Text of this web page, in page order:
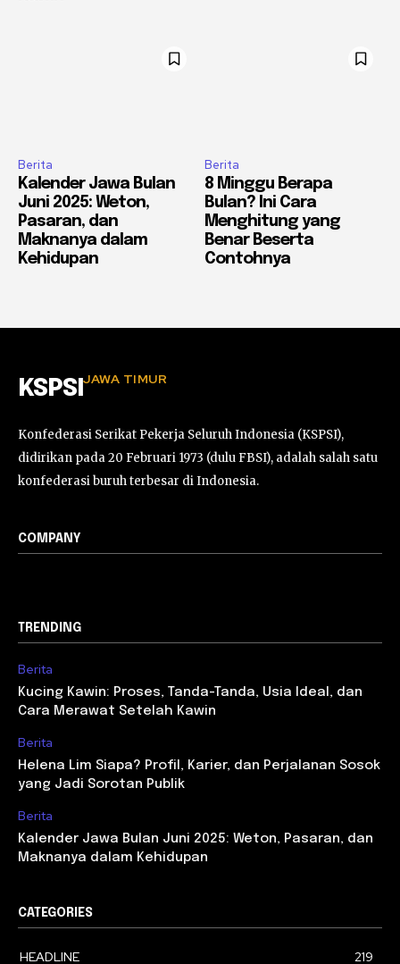
Berita
Kalender Jawa Bulan
Juni 2025: Weton,
Pasaran, dan
Maknanya dalam
Kehidupan
Berita
8 Minggu Berapa
Bulan? Ini Cara
Menghitung yang
Benar Beserta
Contohnya
KSPSI JAWA TIMUR
Konfederasi Serikat Pekerja Seluruh Indonesia (KSPSI),
didirikan pada 20 Februari 1973 (dulu FBSI), adalah salah satu
konfederasi buruh terbesar di Indonesia.
COMPANY
TRENDING
Berita
Kucing Kawin: Proses, Tanda-Tanda, Usia Ideal, dan
Cara Merawat Setelah Kawin
Berita
Helena Lim Siapa? Profil, Karier, dan Perjalanan Sosok
yang Jadi Sorotan Publik
Berita
Kalender Jawa Bulan Juni 2025: Weton, Pasaran, dan
Maknanya dalam Kehidupan
CATEGORIES
HEADLINE 219